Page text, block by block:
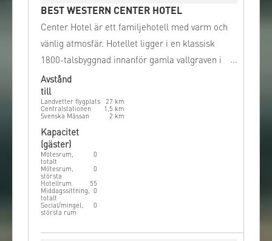
BEST WESTERN CENTER HOTEL
Center Hotel är ett familjehotell med varm och
vänlig atmosfär. Hotellet ligger i en klassisk
1800-talsbyggnad innanför gamla vallgraven i
centrala Göteborg, mitt emellan Avenyn och
shopping i Nordstan och hippa Linnéstaden.
Med personlig service dygnet runt erbjuds rum
för alla tillfällen; enkel-, dubbel- eller
familjerum.
Avstånd
till
Landvetter flygplats 27 km
Centralstationen
1,5 km
Svenska Mässan
2 km
Kapacitet
(gäster)
Mötesrum,
totalt
0
Mötesrum,
största
0
Hotellrum
55
Middagssittning,
totalt
0
Social/mingel,
största rum
0